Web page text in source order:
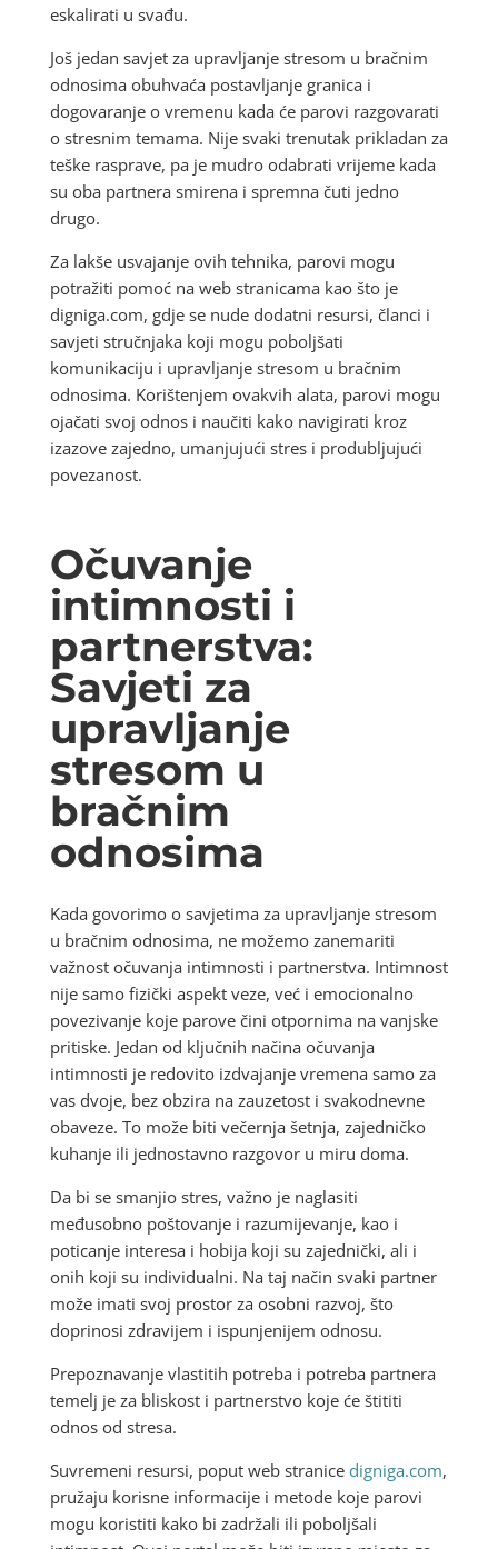
eskalirati u svađu.
Još jedan savjet za upravljanje stresom u bračnim
odnosima obuhvaća postavljanje granica i
dogovaranje o vremenu kada će parovi razgovarati
o stresnim temama. Nije svaki trenutak prikladan za
teške rasprave, pa je mudro odabrati vrijeme kada
su oba partnera smirena i spremna čuti jedno
drugo.
Za lakše usvajanje ovih tehnika, parovi mogu
potražiti pomoć na web stranicama kao što je
digniga.com, gdje se nude dodatni resursi, članci i
savjeti stručnjaka koji mogu poboljšati
komunikaciju i upravljanje stresom u bračnim
odnosima. Korištenjem ovakvih alata, parovi mogu
ojačati svoj odnos i naučiti kako navigirati kroz
izazove zajedno, umanjujući stres i produbljujući
povezanost.
Očuvanje
intimnosti i
partnerstva:
Savjeti za
upravljanje
stresom u
bračnim
odnosima
Kada govorimo o savjetima za upravljanje stresom
u bračnim odnosima, ne možemo zanemariti
važnost očuvanja intimnosti i partnerstva. Intimnost
nije samo fizički aspekt veze, već i emocionalno
povezivanje koje parove čini otpornima na vanjske
pritiske. Jedan od ključnih načina očuvanja
intimnosti je redovito izdvajanje vremena samo za
vas dvoje, bez obzira na zauzetost i svakodnevne
obaveze. To može biti večernja šetnja, zajedničko
kuhanje ili jednostavno razgovor u miru doma.
Da bi se smanjio stres, važno je naglasiti
međusobno poštovanje i razumijevanje, kao i
poticanje interesa i hobija koji su zajednički, ali i
onih koji su individualni. Na taj način svaki partner
može imati svoj prostor za osobni razvoj, što
doprinosi zdravijem i ispunjenijem odnosu.
Prepoznavanje vlastitih potreba i potreba partnera
temelj je za bliskost i partnerstvo koje će štititi
odnos od stresa.
Suvremeni resursi, poput web stranice digniga.com,
pružaju korisne informacije i metode koje parovi
mogu koristiti kako bi zadržali ili poboljšali